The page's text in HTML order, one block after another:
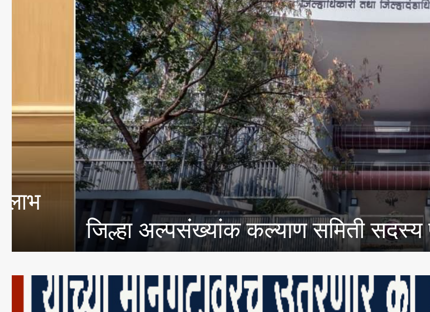
सोशल मीडियाचा सकारात्मक वापर करावा:पुणे
दराडे यांचे विद्यार्थ्यांना आवाहन